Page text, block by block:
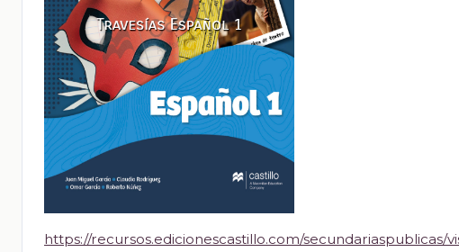
https://recursos.edicionescastillo.com/secundariaspublicas/